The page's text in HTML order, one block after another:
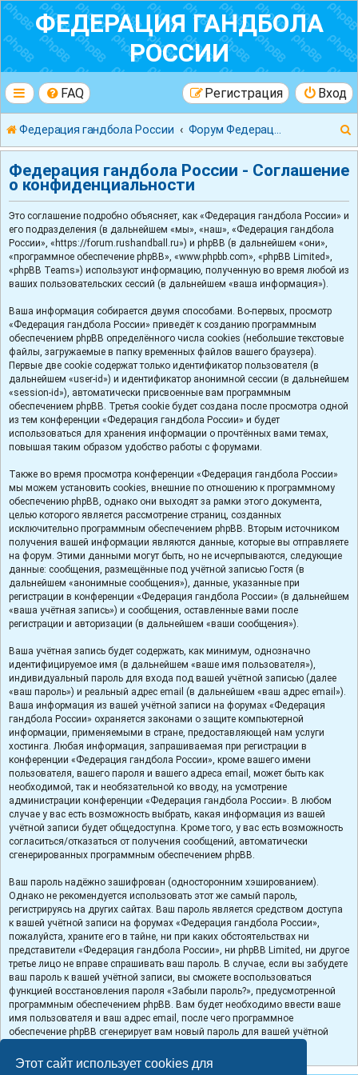
Этот сайт использует cookies для
ФЕДЕРАЦИЯ ГАНДБОЛА
РОССИИ
FAQ Вход
Регистрация
Федерация гандбола России
Федерация гандбола России - Соглашение
о конфиденциальности
Это соглашение подробно объясняет, как «Федерация гандбола России» и
его подразделения (в дальнейшем «мы», «наш», «Федерация гандбола
России», «https://forum.rushandball.ru») и phpBB (в дальнейшем «они»,
«программное обеспечение phpBB», «www.phpbb.com», «phpBB Limited»,
«phpBB Teams») используют информацию, полученную во время любой из
ваших пользовательских сессий (в дальнейшем «ваша информация»).
Ваша информация собирается двумя способами. Во-первых, просмотр
«Федерация гандбола России» приведёт к созданию программным
обеспечением phpBB определённого числа cookies (небольшие текстовые
файлы, загружаемые в папку временных файлов вашего браузера).
Первые две cookie содержат только идентификатор пользователя (в
дальнейшем «user-id») и идентификатор анонимной сессии (в дальнейшем
«session-id»), автоматически присвоенные вам программным
обеспечением phpBB. Третья cookie будет создана после просмотра одной
из тем конференции «Федерация гандбола России» и будет
использоваться для хранения информации о прочтённых вами темах,
повышая таким образом удобство работы с форумами.
Также во время просмотра конференции «Федерация гандбола России»
мы можем установить cookies, внешние по отношению к программному
обеспечению phpBB, однако они выходят за рамки этого документа,
целью которого является рассмотрение страниц, созданных
исключительно программным обеспечением phpBB. Вторым источником
получения вашей информации являются данные, которые вы отправляете
на форум. Этими данными могут быть, но не исчерпываются, следующие
данные: сообщения, размещённые под учётной записью Гостя (в
дальнейшем «анонимные сообщения»), данные, указанные при
регистрации в конференции «Федерация гандбола России» (в дальнейшем
«ваша учётная запись») и сообщения, оставленные вами после
регистрации и авторизации (в дальнейшем «ваши сообщения»).
Ваша учётная запись будет содержать, как минимум, однозначно
идентифицируемое имя (в дальнейшем «ваше имя пользователя»),
индивидуальный пароль для входа под вашей учётной записью (далее
«ваш пароль») и реальный адрес email (в дальнейшем «ваш адрес email»).
Ваша информация из вашей учётной записи на форумах «Федерация
гандбола России» охраняется законами о защите компьютерной
информации, применяемыми в стране, предоставляющей нам услуги
хостинга. Любая информация, запрашиваемая при регистрации в
конференции «Федерация гандбола России», кроме вашего имени
пользователя, вашего пароля и вашего адреса email, может быть как
необходимой, так и необязательной ко вводу, на усмотрение
администрации конференции «Федерация гандбола России». В любом
случае у вас есть возможность выбрать, какая информация из вашей
учётной записи будет общедоступна. Кроме того, у вас есть возможность
согласиться/отказаться от получения сообщений, автоматически
сгенерированных программным обеспечением phpBB.
Ваш пароль надёжно зашифрован (односторонним хэшированием).
Однако не рекомендуется использовать этот же самый пароль,
регистрируясь на других сайтах. Ваш пароль является средством доступа
к вашей учётной записи на форумах «Федерация гандбола России»,
пожалуйста, храните его в тайне, ни при каких обстоятельствах ни
представители «Федерация гандбола России», ни phpBB Limited, ни другое
третье лицо не вправе спрашивать ваш пароль. В случае, если вы забудете
ваш пароль к вашей учётной записи, вы сможете воспользоваться
функцией восстановления пароля «Забыли пароль?», предусмотренной
программным обеспечением phpBB. Вам будет необходимо ввести ваше
имя пользователя и ваш адрес email, после чего программное
обеспечение phpBB сгенерирует вам новый пароль для вашей учётной